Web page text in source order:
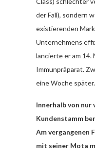
der Fall), sondern
existierenden
Unternehmens
lancierte er am 14.
Immunpräparat.
eine Woche später.
Innerhalb von nur
Kundenstamm
Am vergangenen
mit seiner Mota